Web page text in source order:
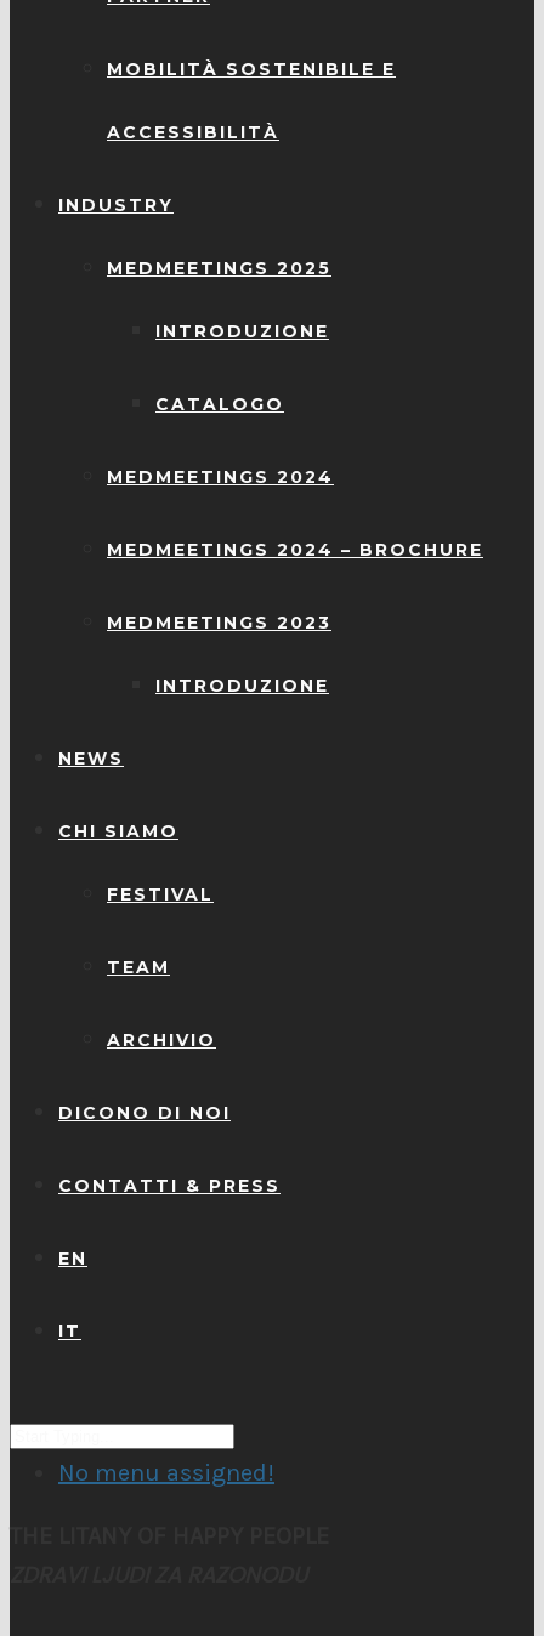
MOBILITÀ SOSTENIBILE E
ACCESSIBILITÀ
INDUSTRY
MEDMEETINGS 2025
INTRODUZIONE
CATALOGO
MEDMEETINGS 2024
MEDMEETINGS 2024 – BROCHURE
MEDMEETINGS 2023
INTRODUZIONE
NEWS
CHI SIAMO
FESTIVAL
TEAM
ARCHIVIO
DICONO DI NOI
CONTATTI & PRESS
EN
IT
No menu assigned!